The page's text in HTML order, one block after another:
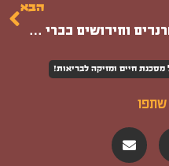
הבא
טרנדים וחידושים בברי ספורט
חיים ומזיקה לבריאות!